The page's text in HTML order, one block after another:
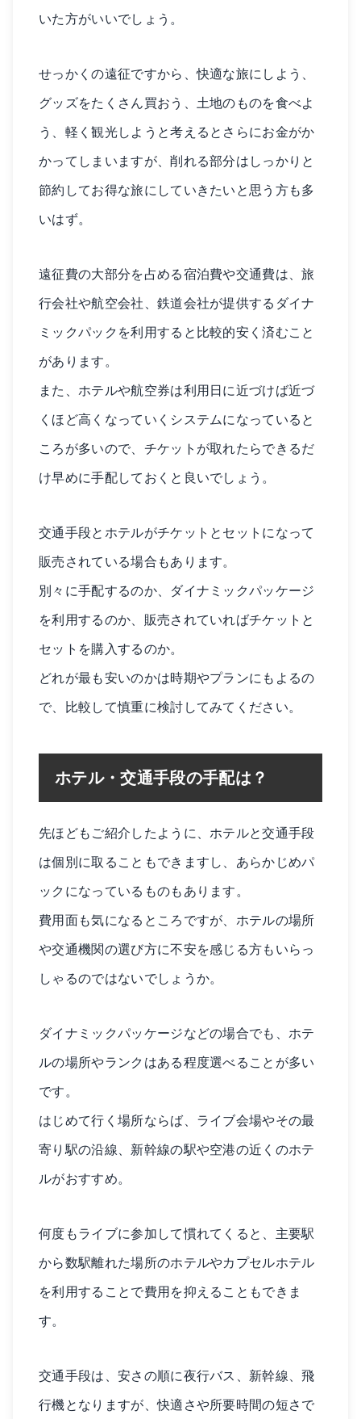
いた方がいいでしょう。
せっかくの遠征ですから、快適な旅にしよう、
グッズをたくさん買おう、土地のものを食べよ
う、軽く観光しようと考えるとさらにお金がか
かってしまいますが、削れる部分はしっかりと
節約してお得な旅にしていきたいと思う方も多
いはず。
遠征費の大部分を占める宿泊費や交通費は、旅
行会社や航空会社、鉄道会社が提供するダイナ
ミックパックを利用すると比較的安く済むこと
があります。
また、ホテルや航空券は利用日に近づけば近づ
くほど高くなっていくシステムになっていると
ころが多いので、チケットが取れたらできるだ
け早めに手配しておくと良いでしょう。
交通手段とホテルがチケットとセットになって
販売されている場合もあります。
別々に手配するのか、ダイナミックパッケージ
を利用するのか、販売されていればチケットと
セットを購入するのか。
どれが最も安いのかは時期やプランにもよるの
で、比較して慎重に検討してみてください。
ホテル・交通手段の手配は？
先ほどもご紹介したように、ホテルと交通手段
は個別に取ることもできますし、あらかじめパ
ックになっているものもあります。
費用面も気になるところですが、ホテルの場所
や交通機関の選び方に不安を感じる方もいらっ
しゃるのではないでしょうか。
ダイナミックパッケージなどの場合でも、ホテ
ルの場所やランクはある程度選べることが多い
です。
はじめて行く場所ならば、ライブ会場やその最
寄り駅の沿線、新幹線の駅や空港の近くのホテ
ルがおすすめ。
何度もライブに参加して慣れてくると、主要駅
から数駅離れた場所のホテルやカプセルホテル
を利用することで費用を抑えることもできま
す。
交通手段は、安さの順に夜行バス、新幹線、飛
行機となりますが、快適さや所要時間の短さで